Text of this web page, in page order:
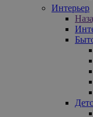
Интерьер